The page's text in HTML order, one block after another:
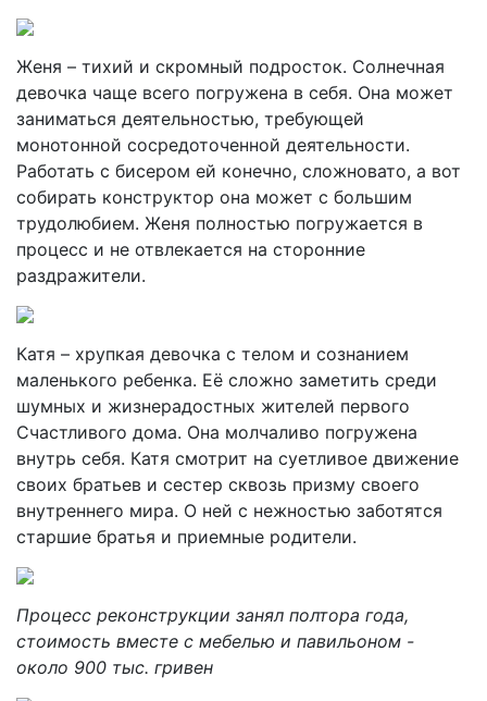
Женя – тихий и скромный подросток. Солнечная
девочка чаще всего погружена в себя. Она может
заниматься деятельностью, требующей
монотонной сосредоточенной деятельности.
Работать с бисером ей конечно, сложновато, а вот
собирать конструктор она может с большим
трудолюбием. Женя полностью погружается в
процесс и не отвлекается на сторонние
раздражители.
Катя – хрупкая девочка с телом и сознанием
маленького ребенка. Её сложно заметить среди
шумных и жизнерадостных жителей первого
Счастливого дома. Она молчаливо погружена
внутрь себя. Катя смотрит на суетливое движение
своих братьев и сестер сквозь призму своего
внутреннего мира. О ней с нежностью заботятся
старшие братья и приемные родители.
Процесс реконструкции занял полтора года,
стоимость вместе с мебелью и павильоном -
около 900 тыс. гривен